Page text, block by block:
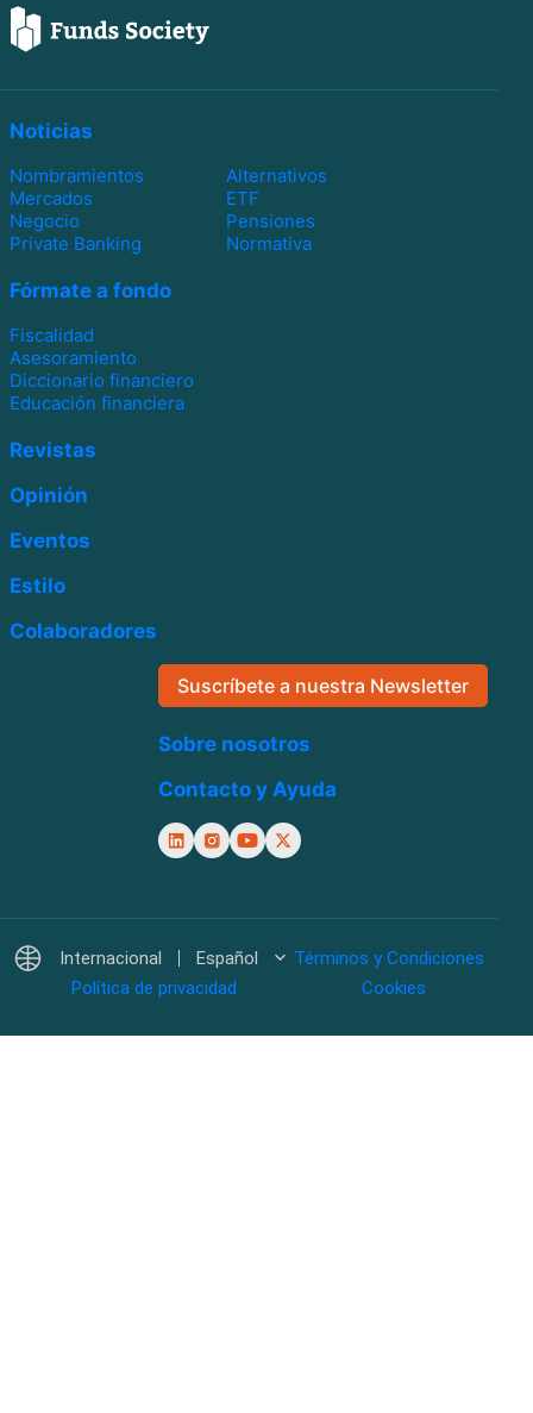
Noticias
Nombramientos
Alternativos
Mercados
ETF
Negocio
Pensiones
Private Banking
Normativa
Fórmate a fondo
Fiscalidad
Asesoramiento
Diccionario financiero
Educación financiera
Revistas
Opinión
Eventos
Estilo
Colaboradores
Suscríbete a nuestra Newsletter
Sobre nosotros
Contacto y Ayuda
Internacional Español
Términos y Condiciones
Política de privacidad
Cookies